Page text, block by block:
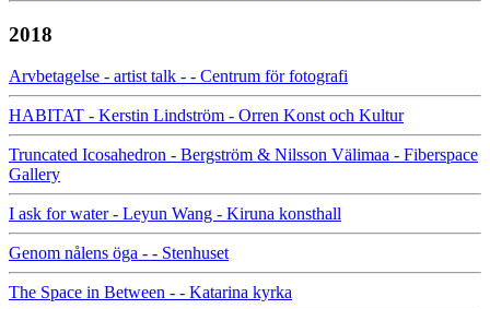
2018
Arvbetagelse - artist talk - - Centrum för fotografi
HABITAT - Kerstin Lindström - Orren Konst och Kultur
Truncated Icosahedron - Bergström & Nilsson Välimaa - Fiberspace
Gallery
I ask for water - Leyun Wang - Kiruna konsthall
Genom nålens öga - - Stenhuset
The Space in Between - - Katarina kyrka